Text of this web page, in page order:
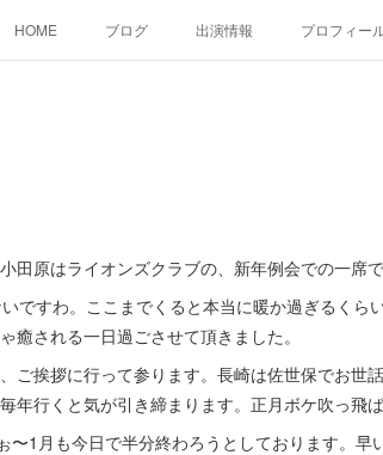
HOME ブログ 出演情報 プロフィー
田原はライオンズクラブの、新年例会での一席で
ですわ。ここまでくると本当に暖か過ぎるくら
癒される一日過ごさせて頂きました。
ご挨拶に行って参ります。長崎は佐世保でお世
年行くと気が引き締まります。正月ボケ吹っ飛ば
〜1月も今日で半分終わろうとしております。